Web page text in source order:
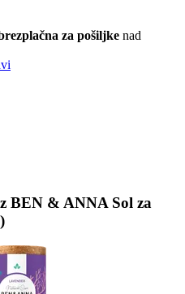
za pošiljke nad
BEN & ANNA Sol za